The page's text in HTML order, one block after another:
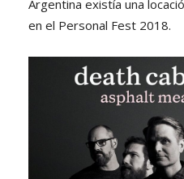
Argentina existía una
en el Personal Fest 2018.